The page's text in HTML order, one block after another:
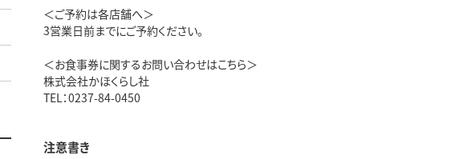
＜ご予約は各店舗へ＞
3営業日前までにご予約ください。
＜お食事券に関するお問い合わせはこちら＞
株式会社かほくらし社
TEL：0237-84-0450
注意書き